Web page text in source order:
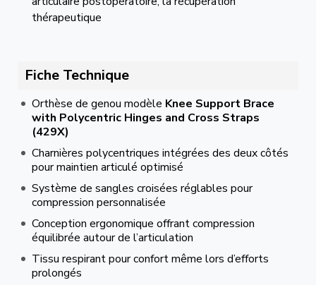
thérapeutique
Fiche Technique
Orthèse de genou modèle Knee Support Brace
with Polycentric Hinges and Cross Straps
(429X)
Charnières polycentriques intégrées des deux côtés
pour maintien articulé optimisé
Système de sangles croisées réglables pour
compression personnalisée
Conception ergonomique offrant compression
équilibrée autour de l’articulation
Tissu respirant pour confort même lors d’efforts
prolongés